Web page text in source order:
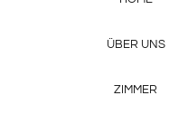
ÜBER UNS
ZIMMER